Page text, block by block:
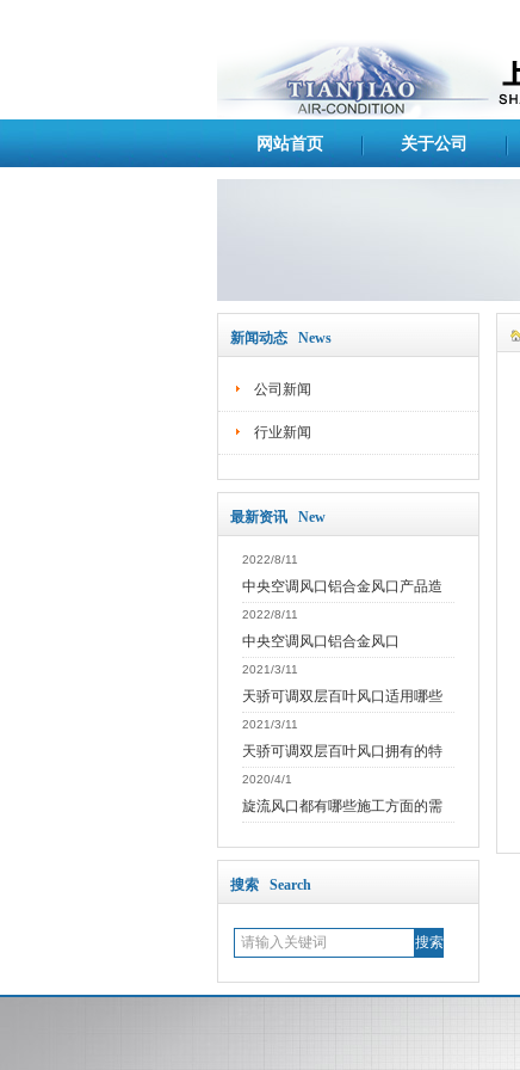
网站首页 关于公司
新闻动态 News
公司新闻
行业新闻
最新资讯 New
2022/8/11
中央空调风口铝合金风口产品造
2022/8/11
中央空调风口铝合金风口
2021/3/11
天骄可调双层百叶风口适用哪些
2021/3/11
天骄可调双层百叶风口拥有的特
2020/4/1
旋流风口都有哪些施工方面的需
搜索 Search